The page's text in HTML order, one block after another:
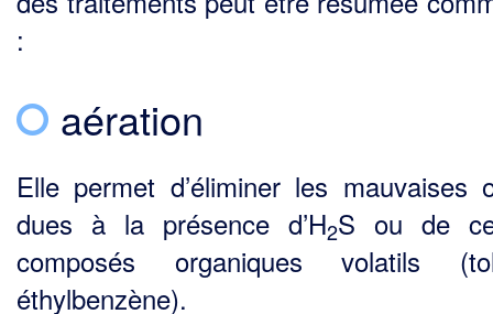
:
aération
Elle permet d’éliminer les mauvaises
dues à la présence d’H2S ou de
composés organi­ques volatils
éthylbenzène).